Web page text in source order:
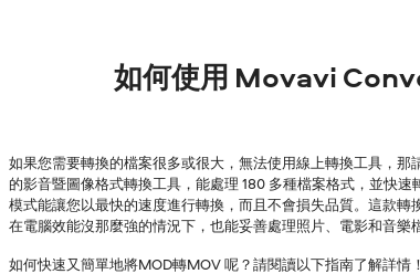
如何使用 Movavi
如果您需要轉換的檔案很多或很大，無法使用線上轉換工具，
的影音暨圖像格式轉換工具，能處理 180 多種檔案格式，並快
模式能讓您以最快的速度進行轉換，而且不會損失品質。這款
在電腦效能沒那麼強的情況下，也能妥善處理照片、電影和音樂檔
如何快速又簡單地將MOD轉MOV 呢？請閱讀以下指南了解詳情！